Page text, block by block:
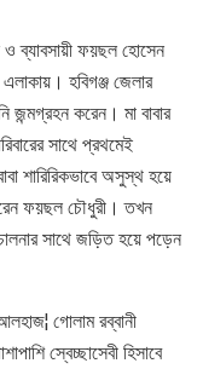
ও ব্যাবসায়ী ফয়ছল হোসেন
হবিগঞ্জ জেলার
জন্মগ্রহন করেন। মা বাবার
সাথে প্রথমেই
শারিরিকভাবে অসুস্থ হয়ে
ফয়ছল চৌধুরী। তখন
সাথে জড়িত হয়ে পড়েন
গোলাম রব্বানী
স্বেচ্ছাসেবী হিসাবে